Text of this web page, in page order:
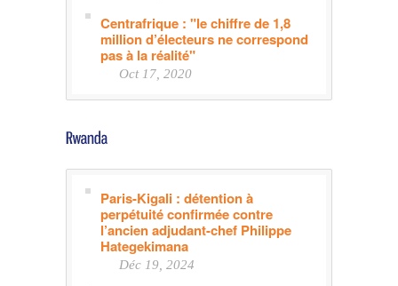
Centrafrique : "le chiffre de 1,8
million d’électeurs ne correspond
pas à la réalité"
Oct 17, 2020
Paris-Kigali : détention à
perpétuité confirmée contre
l’ancien adjudant-chef Philippe
Hategekimana
Déc 19, 2024